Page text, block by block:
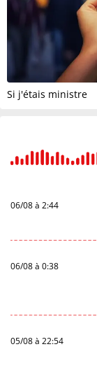
Si j'étais ministre
06/08 à 2:44
06/08 à 0:38
05/08 à 22:54